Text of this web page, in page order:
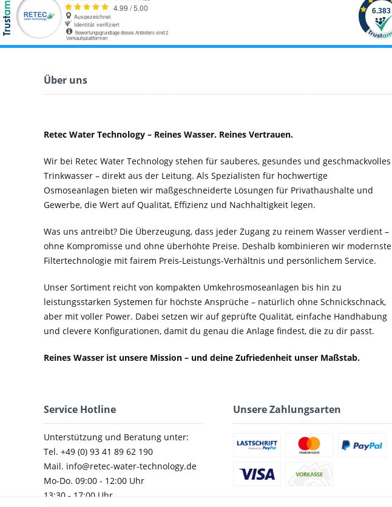
Über uns
Retec Water Technology – Reines Wasser. Reines Vertrauen.
Wir bei Retec Water Technology stehen für sauberes, gesundes und geschmackvolles
Trinkwasser – direkt aus der Leitung. Als Spezialisten für hochwertige
Osmoseanlagen bieten wir maßgeschneiderte Lösungen für Privathaushalte und
Gewerbe, die Wert auf Qualität, Effizienz und Nachhaltigkeit legen.
Was uns antreibt? Die Überzeugung, dass jeder Zugang zu reinem Wasser verdient –
ohne Kompromisse und ohne überhöhte Preise. Deshalb kombinieren wir modernste
Filtertechnologie mit fairem Preis-Leistungs-Verhältnis und persönlichem Service.
Unser Sortiment reicht von kompakten Umkehrosmoseanlagen bis hin zu
leistungsstarken Systemen für höchste Ansprüche – natürlich ohne Schnickschnack,
aber mit voller Power. Dabei setzen wir auf geprüfte Qualität, einfache Handhabung
und clevere Konfigurationen, damit du genau die Anlage findest, die zu dir passt.
Reines Wasser ist unsere Mission – und deine Zufriedenheit unser Maßstab.
Service Hotline
Unterstützung und Beratung unter:
Tel. +49 (0) 93 41 89 62 190
Mail. info@retec-water-technology.de
Mo-Do. 09:00 - 12:00 Uhr
13:30 - 17:00 Uhr
Unsere Zahlungsarten